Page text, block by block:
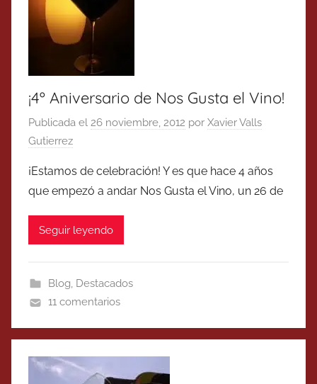
¡4º Aniversario de Nos Gusta el Vino!
Publicada el 26 noviembre, 2012 por Xavier Valls
Gutierrez
¡Estamos de celebración! Y es que hace 4 años
que empezó a andar Nos Gusta el Vino, un 26 de
Seguir leyendo
Blog, Destacados
11 comentarios